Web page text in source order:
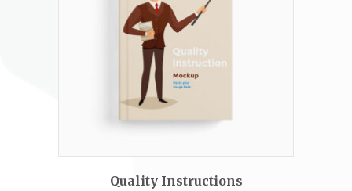
READ MORE
Quality Instructions